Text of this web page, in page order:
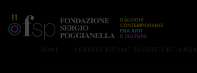
HOME CORREDI RITUALI BUDDISTI DELL'ASIA